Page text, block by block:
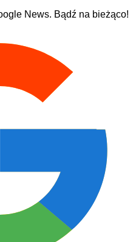
News. Bądź na bieżąco!